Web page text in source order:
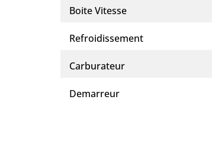
Boite Vitesse
Refroidissement
Carburateur
Demarreur